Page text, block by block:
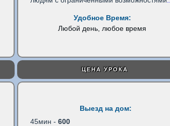
Удобное Время:
Любой день, любое время
ЦЕНА УРОКА
Выезд на дом:
45мин - 600